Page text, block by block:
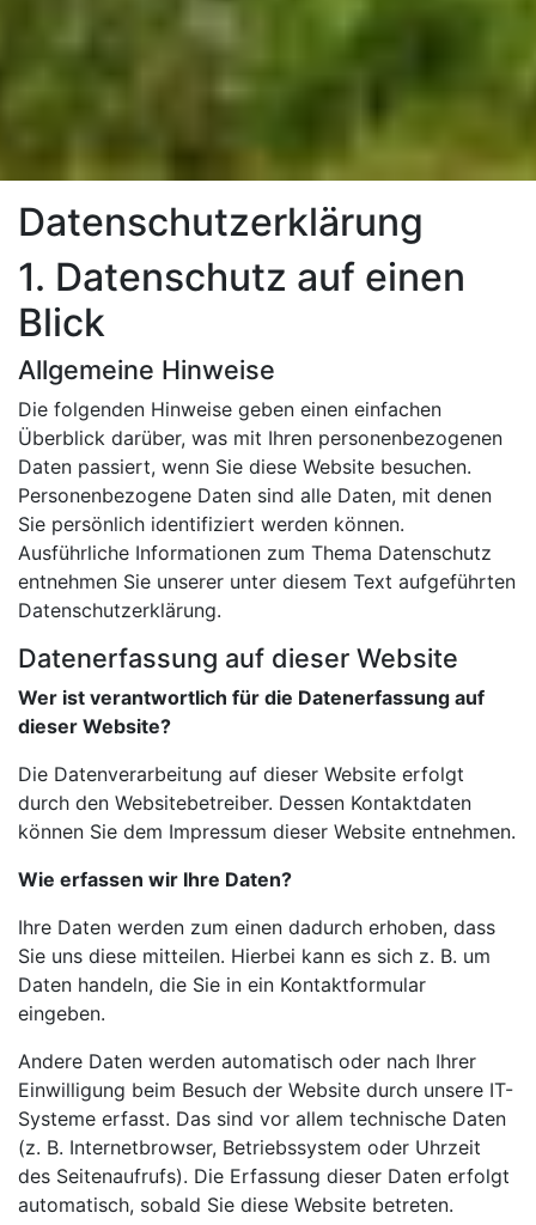
Datenschutzerklärung
1. Datenschutz auf einen
Blick
Allgemeine Hinweise
Die folgenden Hinweise geben einen einfachen
Überblick darüber, was mit Ihren personenbezogenen
Daten passiert, wenn Sie diese Website besuchen.
Personenbezogene Daten sind alle Daten, mit denen
Sie persönlich identifiziert werden können.
Ausführliche Informationen zum Thema Datenschutz
entnehmen Sie unserer unter diesem Text aufgeführten
Datenschutzerklärung.
Datenerfassung auf dieser Website
Wer ist verantwortlich für die Datenerfassung auf
dieser Website?
Die Datenverarbeitung auf dieser Website erfolgt
durch den Websitebetreiber. Dessen Kontaktdaten
können Sie dem Impressum dieser Website entnehmen.
Wie erfassen wir Ihre Daten?
Ihre Daten werden zum einen dadurch erhoben, dass
Sie uns diese mitteilen. Hierbei kann es sich z. B. um
Daten handeln, die Sie in ein Kontaktformular
eingeben.
Andere Daten werden automatisch oder nach Ihrer
Einwilligung beim Besuch der Website durch unsere IT-
Systeme erfasst. Das sind vor allem technische Daten
(z. B. Internetbrowser, Betriebssystem oder Uhrzeit
des Seitenaufrufs). Die Erfassung dieser Daten erfolgt
automatisch, sobald Sie diese Website betreten.